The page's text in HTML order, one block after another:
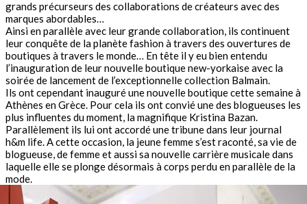
grands précurseurs des collaborations de créateurs avec des
marques abordables…
Ainsi en parallèle avec leur grande collaboration, ils continuent
leur conquête de la planète fashion à travers des ouvertures de
boutiques à travers le monde… En tête il y eu bien entendu
l’inauguration de leur nouvelle boutique new-yorkaise avec la
soirée de lancement de l’exceptionnelle collection Balmain.
Ils ont cependant inauguré une nouvelle boutique cette semaine à
Athènes en Grèce. Pour cela ils ont convié une des blogueuses les
plus influentes du moment, la magnifique Kristina Bazan.
Parallèlement ils lui ont accordé une tribune dans leur journal
h&m life. A cette occasion, la jeune femme s’est raconté, sa vie de
blogueuse, de femme et aussi sa nouvelle carrière musicale dans
laquelle elle se plonge désormais à corps perdu en parallèle de la
mode.